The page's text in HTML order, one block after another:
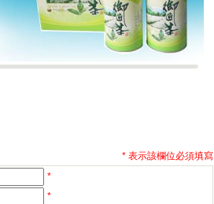
* 表示該欄位必須填寫
*
*